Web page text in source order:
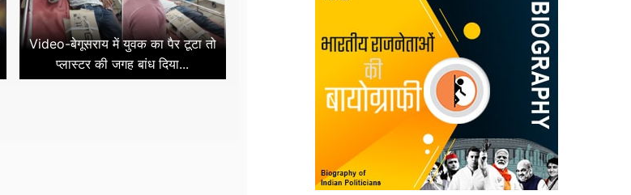
Video-बेगूसराय में युवक का पैर टूटा तो
प्लास्टर की जगह बांध दिया...